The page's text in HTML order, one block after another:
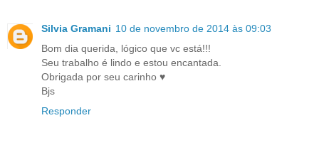
Silvia Gramani 10 de novembro de 2014 às 09:03
Bom dia querida, lógico que vc está!!!
Seu trabalho é lindo e estou encantada.
Obrigada por seu carinho ♥
Bjs
Responder